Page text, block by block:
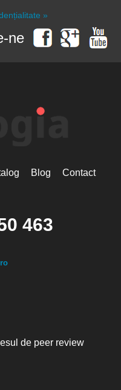
»
ne
Blog Contact
463
de peer review